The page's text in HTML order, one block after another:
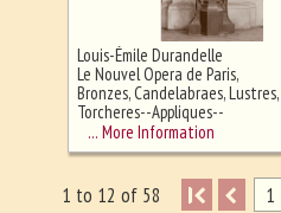
Louis-Émile Durandelle
Le Nouvel Opera de Paris,
Bronzes, Candelabraes, Lustres,
Torcheres--Appliques--
Lampadaires
… More Information
1 to 12 of 58 I 1